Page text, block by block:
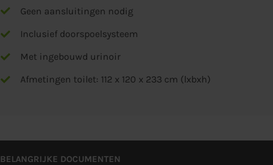
Geen aansluitingen nodig
Inclusief doorspoelsysteem
Met ingebouwd urinoir
Afmetingen toilet: 112 x 120 x 233 cm (lxbxh)
BELANGRIJKE DOCUMENTEN